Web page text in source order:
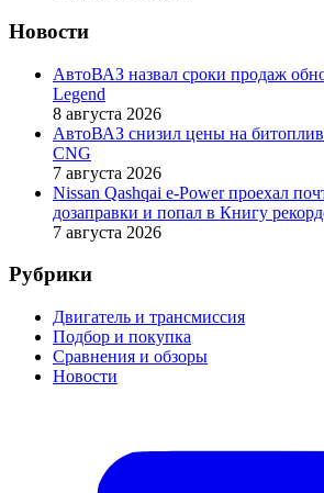
Новости
АвтоВАЗ назвал сроки продаж
Legend
8 августа 2026
АвтоВАЗ снизил цены на
CNG
7 августа 2026
Nissan Qashqai e-Power проехал
дозаправки и попал в Книгу
7 августа 2026
Рубрики
Двигатель и трансмиссия
Подбор и покупка
Сравнения и обзоры
Новости